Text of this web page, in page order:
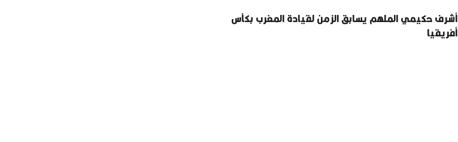
أشرف حكيمي الملهم يسابق الزمن لقيادة المغرب بكأس
أفريقيا